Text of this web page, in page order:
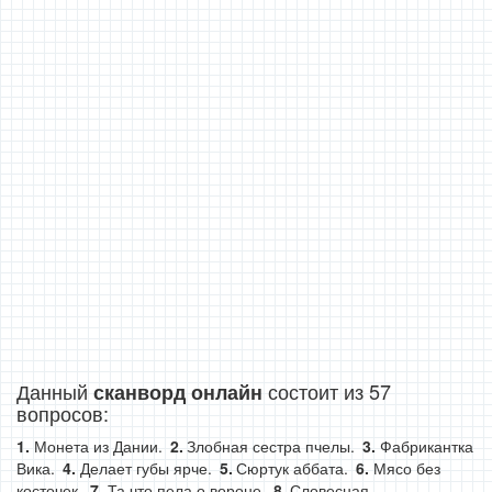
Данный сканворд онлайн состоит из 57
вопросов:
Монета из Дании. Злобная сестра пчелы.
Фабрикантка
Вика.
Делает губы ярче. Сюртук аббата.
Мясо без